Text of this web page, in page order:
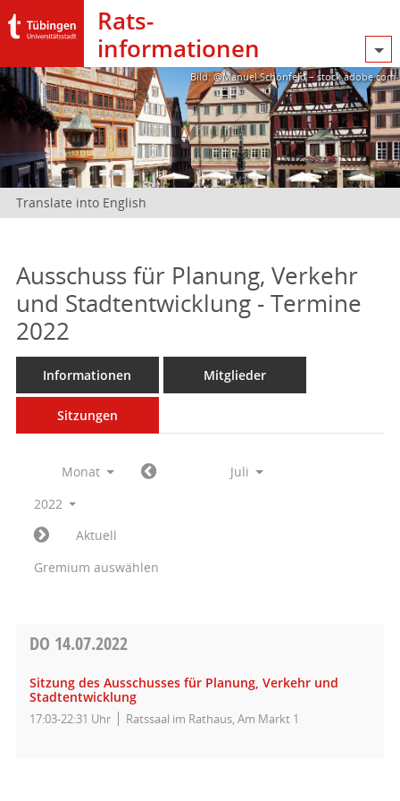
Rats­
informationen
Bild: @Manuel Schönfeld – stock.adobe.com
Translate into English
Ausschuss für Planung, Verkehr
und Stadtentwicklung - Termine
2022
Informationen Mitglieder
Sitzungen
Monat
Juli
2022
Aktuell
Gremium auswählen
DO 14.07.2022
Sitzung des Ausschusses für Planung, Verkehr und
Stadtentwicklung
17:03-22:31 Uhr Ratssaal im Rathaus, Am Markt 1